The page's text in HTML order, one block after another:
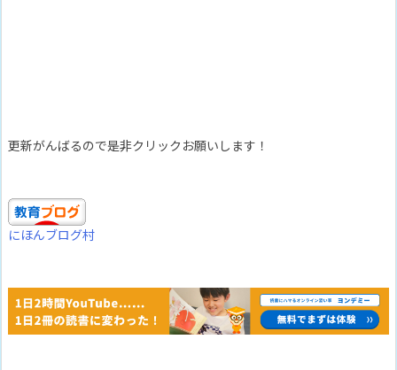
更新がんばるので是非クリックお願いします！
にほんブログ村